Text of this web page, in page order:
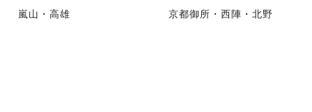
嵐山・高雄 京都御所・西陣・北野